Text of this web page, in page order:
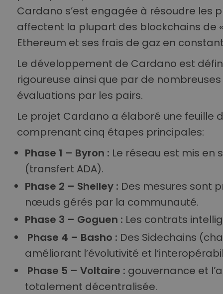
Cardano s’est engagée à résoudre les
affectent la plupart des blockchains de
Ethereum et ses frais de gaz en
Le développement de Cardano est
rigoureuse ainsi que par de
évaluations par les pairs.
Le projet Cardano a élaboré une
comprenant cinq étapes principales:
Phase 1 – Byron : Le réseau est mis en
(transfert ADA).
Phase 2 – Shelley : Des mesures sont
nœuds gérés par la communauté.
Phase 3 – Goguen : Les contrats
Phase 4 – Basho : Des Sidechains
améliorant l’évolutivité et
Phase 5 – Voltaire : gouvernance et
totalement décentralisée.